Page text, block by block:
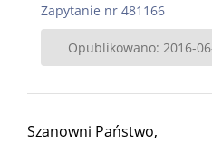
Zapytanie nr 481166
Opublikowano: 2016-
Szanowni Państwo,